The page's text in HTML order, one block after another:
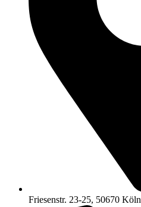
Friesenstr. 23-25, 50670 Köln